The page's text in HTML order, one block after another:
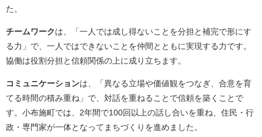
た。
チームワークは、「一人では成し得ないことを分担と補完で形にす
る力」で、一人ではできないことを仲間とともに実現する力です。
協働は役割分担と信頼関係の上に成り立ちます。
コミュニケーションは、「異なる立場や価値観をつなぎ、合意を育
てる時間の積み重ね」で、対話を重ねることで信頼を築くことで
す。小布施町では、2年間で100回以上の話し合いを重ね、住民・行
政・専門家が一体となってまちづくりを進めました。